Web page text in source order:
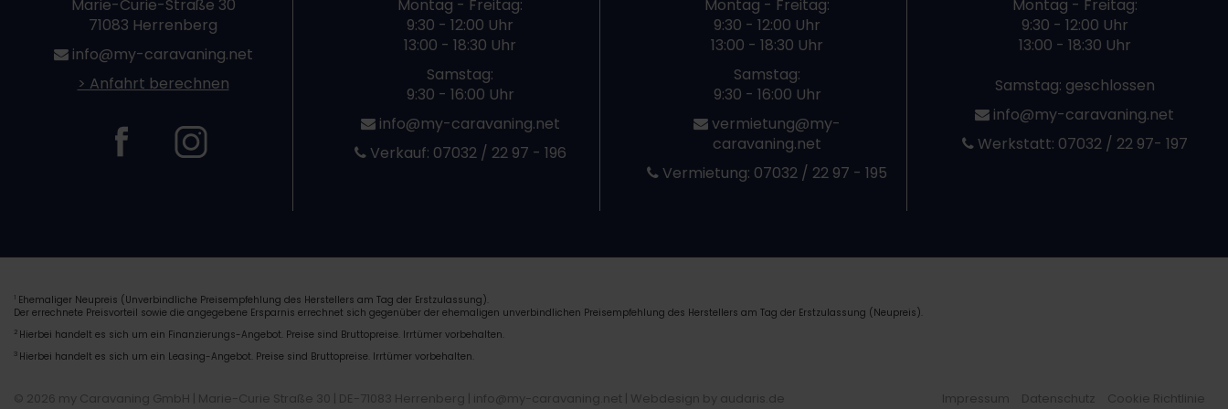
Marie-Curie-Straße 30
71083 Herrenberg
info@my-caravaning.net
> Anfahrt berechnen
Montag - Freitag:
9:30 - 12:00 Uhr
13:00 - 18:30 Uhr
Samstag:
9:30 - 16:00 Uhr
info@my-caravaning.net
Verkauf: 07032 / 22 97 - 196
Montag - Freitag:
9:30 - 12:00 Uhr
13:00 - 18:30 Uhr
Samstag:
9:30 - 16:00 Uhr
vermietung@my-
caravaning.net
Vermietung: 07032 / 22 97 - 195
Montag - Freitag:
9:30 - 12:00 Uhr
13:00 - 18:30 Uhr
Samstag: geschlossen
info@my-caravaning.net
Werkstatt: 07032 / 22 97- 197
1 Ehemaliger Neupreis (Unverbindliche Preisempfehlung des Herstellers am Tag der Erstzulassung).
Der errechnete Preisvorteil sowie die angegebene Ersparnis errechnet sich gegenüber der ehemaligen unverbindlichen Preisempfehlung des Herstellers am Tag der Erstzulassung (Neupreis).
2 Hierbei handelt es sich um ein Finanzierungs-Angebot. Preise sind Bruttopreise. Irrtümer vorbehalten.
3 Hierbei handelt es sich um ein Leasing-Angebot. Preise sind Bruttopreise. Irrtümer vorbehalten.
© 2026 my Caravaning GmbH | Marie-Curie Straße 30 | DE-71083 Herrenberg | info@my-caravaning.net | Webdesign by audaris.de Impressum Datenschutz
Cookie Richtlinie